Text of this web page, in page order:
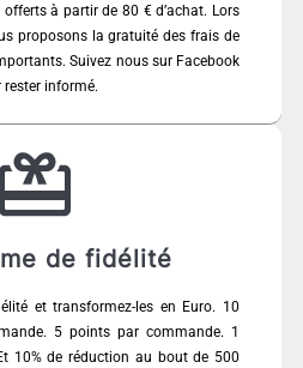
offerts à partir de 80 € d’achat. Lors
proposons la gratuité des frais de
Suivez nous sur Facebook
rester informé.
de fidélité
et transformez-les en Euro. 10
5 points par commande. 1
10% de réduction au bout de 500